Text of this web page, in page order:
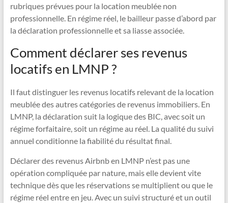
rubriques prévues pour la location meublée non
professionnelle. En régime réel, le bailleur passe d’abord par
la déclaration professionnelle et sa liasse associée.
Comment déclarer ses revenus
locatifs en LMNP ?
Il faut distinguer les revenus locatifs relevant de la location
meublée des autres catégories de revenus immobiliers. En
LMNP, la déclaration suit la logique des BIC, avec soit un
régime forfaitaire, soit un régime au réel. La qualité du suivi
annuel conditionne la fiabilité du résultat final.
Déclarer des revenus Airbnb en LMNP n’est pas une
opération compliquée par nature, mais elle devient vite
technique dès que les réservations se multiplient ou que le
régime réel entre en jeu. Avec un suivi structuré et un outil